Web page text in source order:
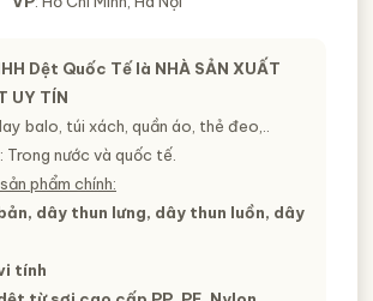
Dệt Quốc Tế là NHÀ SẢN XUẤT
UY TÍN
balo, túi xách, quần áo, thẻ đeo,..
: Trong nước và quốc tế.
phẩm chính:
dây thun lưng, dây thun luồn, dây
tính